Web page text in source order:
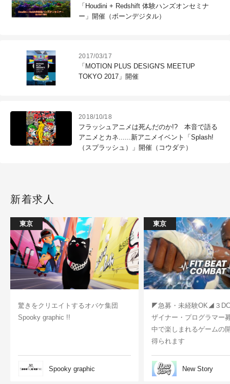
「Houdini + Redshift 体験ハンズオンセミナ
ー」開催（ボーンデジタル）
2017/03/17
「MOTION PLUS DESIGN'S MEETUP
TOKYO 2017」開催
2018/10/18
フラッシュアニメは死んだのか!? 本音で語る
アニメとカネ......新アニメイベント「Splash!
（スプラッシュ）」開催（コウダテ）
新着求人
東京
驚きをクリエイトするオバケ集団
Spooky graphic !!
Spooky graphic
東京
◤急募・未経験OK◢３
ザイナー・プログラマー
中で楽しまれるゲームの
得られます
New Story